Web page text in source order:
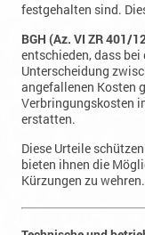
entschieden, dass
angefallenen Kosten
Verbringungskosten
erstatten.
Diese Urteile
bieten ihnen die
Technische und